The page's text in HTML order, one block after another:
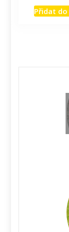
Přidat do